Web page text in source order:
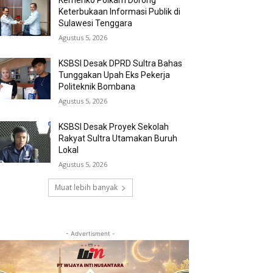
Keterbukaan Informasi Publik di
Sulawesi Tenggara
Agustus 5, 2026
KSBSI Desak DPRD Sultra Bahas
Tunggakan Upah Eks Pekerja
Politeknik Bombana
Agustus 5, 2026
KSBSI Desak Proyek Sekolah
Rakyat Sultra Utamakan Buruh
Lokal
Agustus 5, 2026
Muat lebih banyak
- Advertisment -